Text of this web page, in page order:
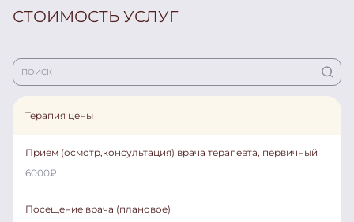
СТОИМОСТЬ УСЛУГ
Терапия цены
Прием (осмотр,консультация) врача терапевта, первичный
6000₽
Посещение врача (плановое)